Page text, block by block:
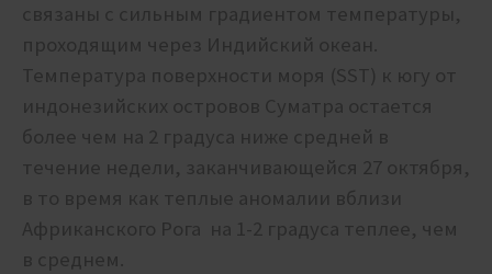
связаны с сильным градиентом температуры,
проходящим через Индийский океан.
Температура поверхности моря (SST) к югу от
индонезийских островов Суматра остается
более чем на 2 градуса ниже средней в
течение недели, заканчивающейся 27 октября,
в то время как теплые аномалии вблизи
Африканского Рога на 1-2 градуса теплее, чем
в среднем.